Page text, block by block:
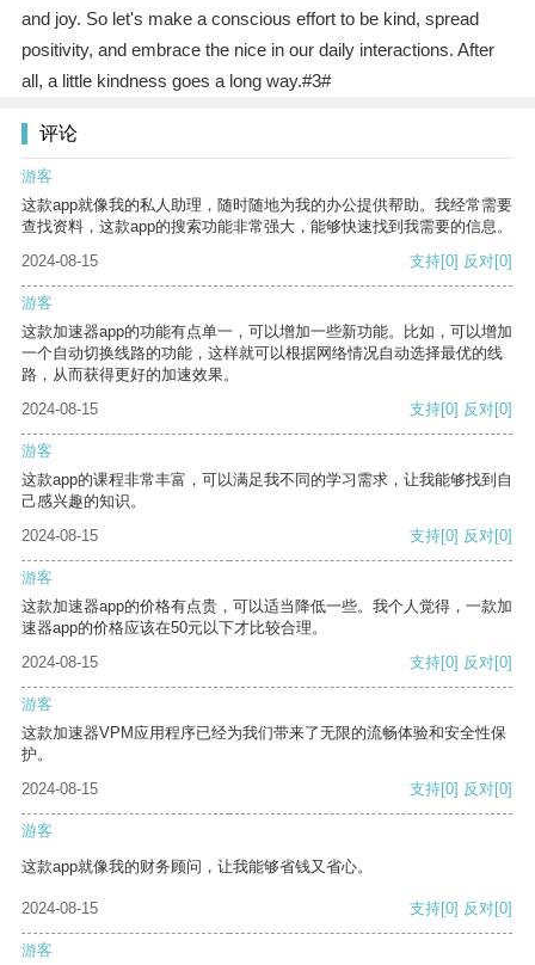
and joy. So let's make a conscious effort to be kind, spread
positivity, and embrace the nice in our daily interactions. After
all, a little kindness goes a long way.#3#
评论
游客
这款app就像我的私人助理，随时随地为我的办公提供帮助。我经常需要
查找资料，这款app的搜索功能非常强大，能够快速找到我需要的信息。
2024-08-15
支持[0] 反对[0]
游客
这款加速器app的功能有点单一，可以增加一些新功能。比如，可以增加
一个自动切换线路的功能，这样就可以根据网络情况自动选择最优的线
路，从而获得更好的加速效果。
2024-08-15
支持[0] 反对[0]
游客
这款app的课程非常丰富，可以满足我不同的学习需求，让我能够找到自
己感兴趣的知识。
2024-08-15
支持[0] 反对[0]
游客
这款加速器app的价格有点贵，可以适当降低一些。我个人觉得，一款加
速器app的价格应该在50元以下才比较合理。
2024-08-15
支持[0] 反对[0]
游客
这款加速器VPM应用程序已经为我们带来了无限的流畅体验和安全性保
护。
2024-08-15
支持[0] 反对[0]
游客
这款app就像我的财务顾问，让我能够省钱又省心。
2024-08-15 支持[0] 反对[0]
游客